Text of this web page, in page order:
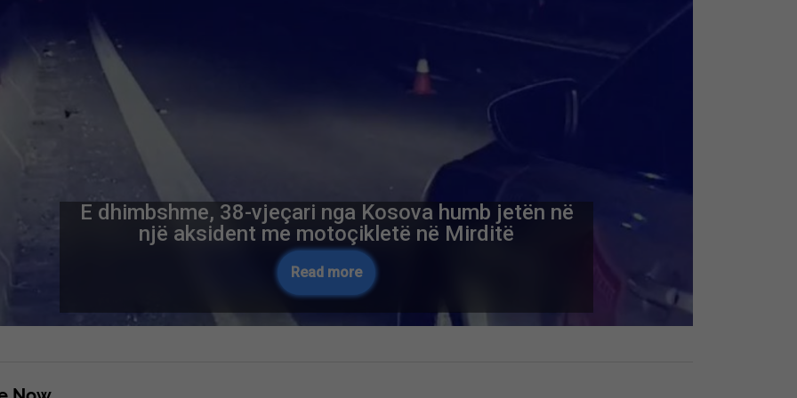
E dhimbshme, 38-vjeçari nga Kosova humb jetën në
një aksident me motoçikletë në Mirditë
Read more